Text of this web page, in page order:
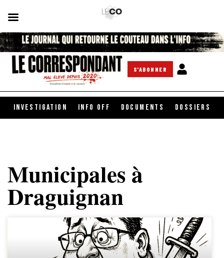
S'ABONNER
INVESTIGATION INFO OFF DOCUMENTS DOSSIERS
Municipales à
Draguignan